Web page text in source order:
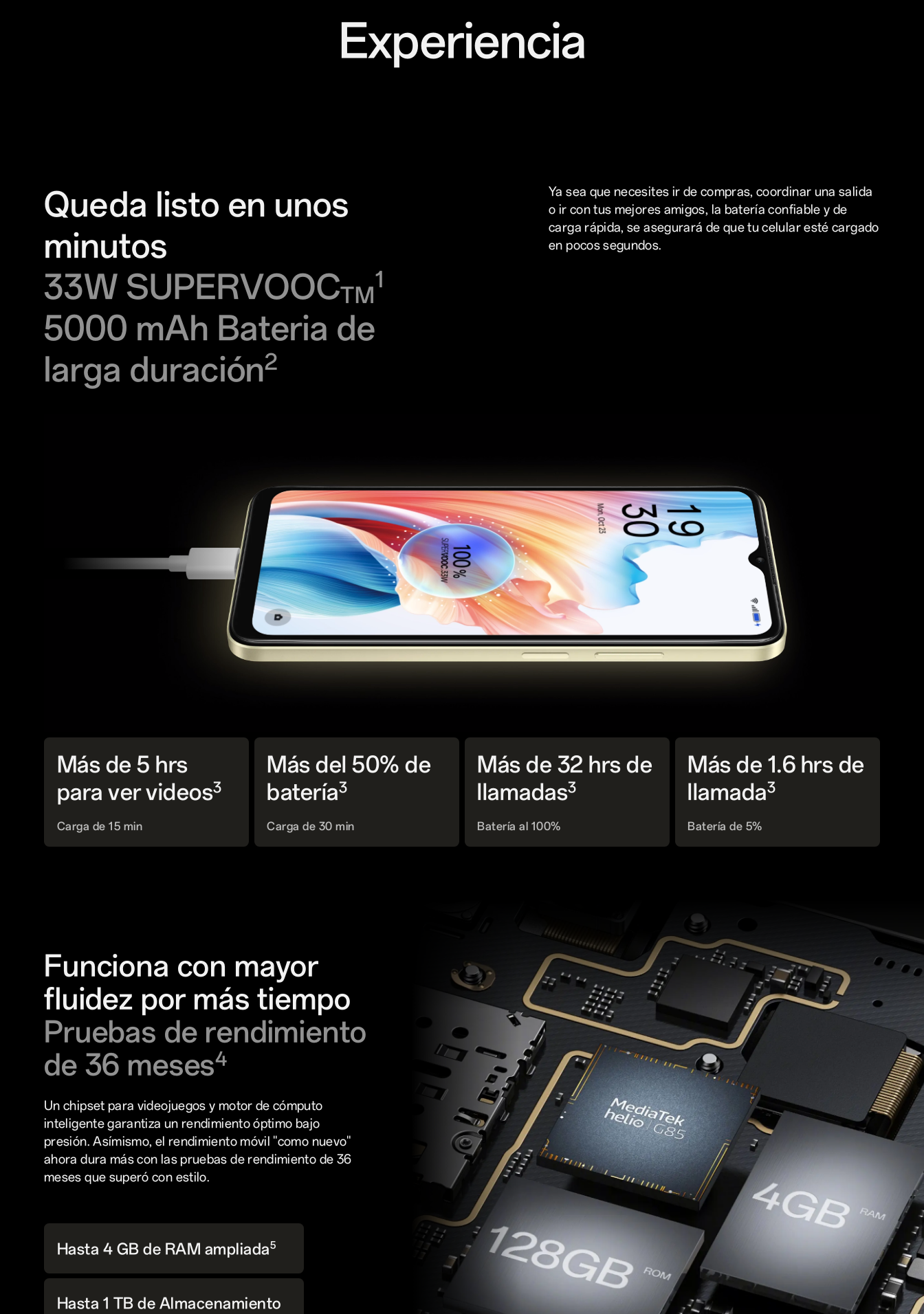
Experiencia
Queda listo en unos
minutos
33W SUPERVOOCTM
1
5000 mAh Bateria de
larga duración2
Ya sea que necesites ir de compras, coordinar una salida
o ir con tus mejores amigos, la batería confiable y de
carga rápida, se asegurará de que tu celular esté cargado
en pocos segundos.
Más de 5 hrs
para ver videos3
Carga de 15 min
Más del 50% de
batería3
Carga de 30 min
Más de 32 hrs de
llamadas3
Batería al 100%
Más de 1.6 hrs de
llamada3
Batería de 5%
Funciona con mayor
fluidez por más tiempo
Pruebas de rendimiento
de 36 meses4
Un chipset para videojuegos y motor de cómputo
inteligente garantiza un rendimiento óptimo bajo
presión. Asímismo, el rendimiento móvil "como nuevo"
ahora dura más con las pruebas de rendimiento de 36
meses que superó con estilo.
Hasta 4 GB de RAM ampliada5
Hasta 1 TB de Almacenamiento